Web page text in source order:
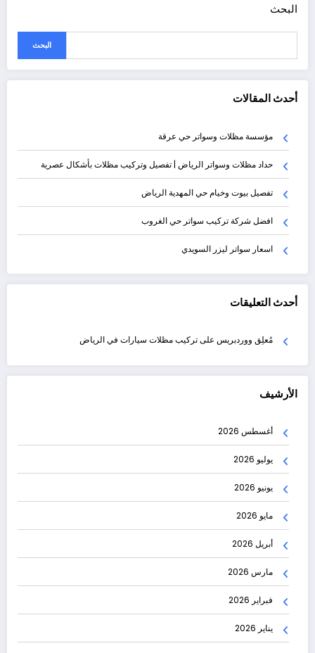
البحث
البحث
أحدث المقالات
مؤسسة مظلات وسواتر حي عرقة
حداد مظلات وسواتر الرياض | تفصيل وتركيب مظلات بأشكال عصرية
تفصيل بيوت وخيام حي المهدية الرياض
افضل شركة تركيب سواتر حي الغروب
اسعار سواتر ليزر السويدي
أحدث التعليقات
مُعلِق ووردبريس علىتركيب مظلات سيارات في الرياض
الأرشيف
أغسطس 2026
يوليو 2026
يونيو 2026
مايو 2026
أبريل 2026
مارس 2026
فبراير 2026
يناير 2026